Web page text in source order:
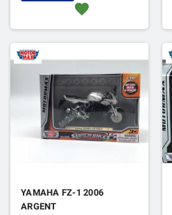
favorite
YAMAHA FZ-1 2006
ARGENT